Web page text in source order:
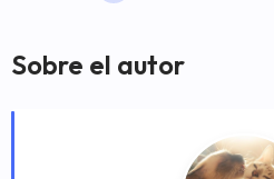
Sobre el autor